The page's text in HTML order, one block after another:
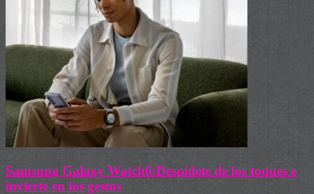
Samsung Galaxy Watch6:Despídete de los toques e
invierte en los gestos